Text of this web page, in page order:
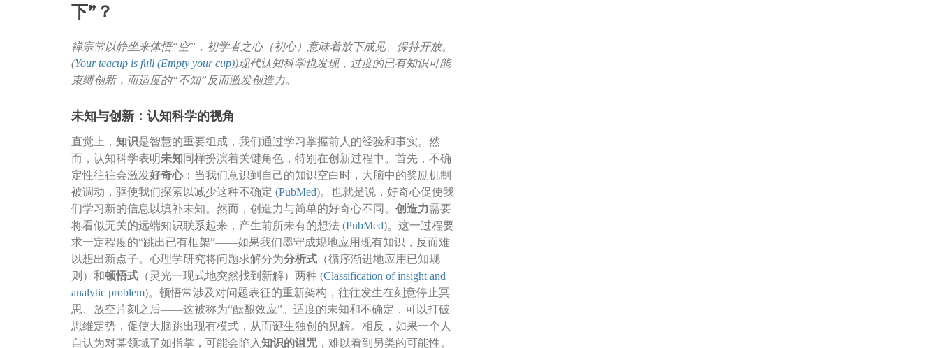
下”？
禅宗常以静坐来体悟“空”，初学者之心（初心）意味着放下成见、保持开放。
(Your teacup is full (Empty your cup))现代认知科学也发现，过度的已有知识可能
束缚创新，而适度的“不知”反而激发创造力。
未知与创新：认知科学的视角
直觉上， 知识是智慧的重要组成，我们通过学习掌握前人的经验和事实。然
而，认知科学表明未知同样扮演着关键角色，特别在创新过程中。首先，不确
定性往往会激发好奇心：当我们意识到自己的知识空白时，大脑中的奖励机制
被调动，驱使我们探索以减少这种不确定 (PubMed)。也就是说，好奇心促使我
们学习新的信息以填补未知。然而，创造力与简单的好奇心不同。 创造力需要
将看似无关的远端知识联系起来，产生前所未有的想法 (PubMed)。这一过程要
求一定程度的“跳出已有框架”——如果我们墨守成规地应用现有知识，反而难
以想出新点子。心理学研究将问题求解分为分析式 （循序渐进地应用已知规
则）和顿悟式 （灵光一现式地突然找到新解）两种 (Classification of insight and
analytic problem)。顿悟常涉及对问题表征的重新架构，往往发生在刻意停止冥
思、放空片刻之后——这被称为“酝酿效应”。适度的未知和不确定，可以打破
思维定势，促使大脑跳出现有模式，从而诞生独创的见解。相反，如果一个人
自认为对某领域了如指掌，可能会陷入知识的诅咒 ，难以看到另类的可能性。